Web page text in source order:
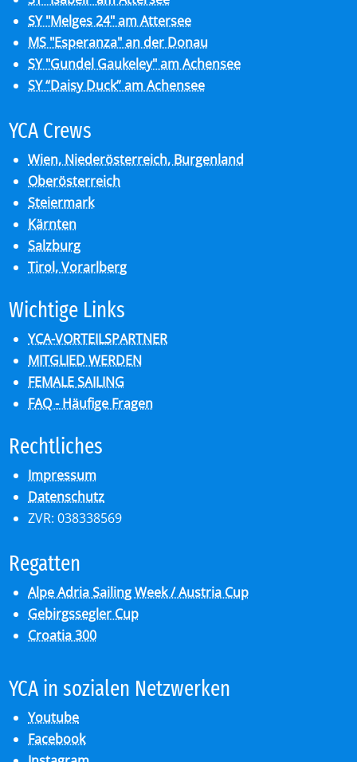
SY "Melges 24" am Attersee
MS "Esperanza" an der Donau
SY "Gundel Gaukeley" am Achensee
SY “Daisy Duck” am Achensee
YCA Crews
Wien, Niederösterreich, Burgenland
Oberösterreich
Steiermark
Kärnten
Salzburg
Tirol, Vorarlberg
Wich­ti­ge Links
YCA-VORTEILSPARTNER
MITGLIED WERDEN
FEMALE SAILING
FAQ - Häufige Fragen
Recht­li­ches
Impressum
Datenschutz
ZVR: 038338569
Re­gat­ten
Alpe Adria Sailing Week / Austria Cup
Gebirgssegler Cup
Croatia 300
YCA in so­zia­len Netz­wer­ken
Youtube
Facebook